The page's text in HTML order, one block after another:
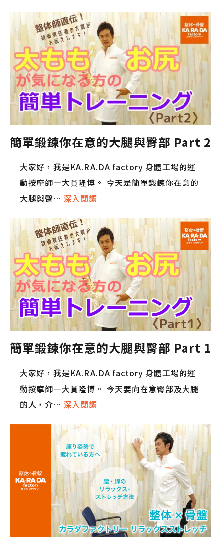
簡單鍛鍊你在意的大腿與臀部 Part 2
大家好，我是KA.RA.DA factory 身體工場的運
動按摩師—大貫隆博。 今天是簡單鍛鍊你在意的
大腿與臀…深入閱讀
簡單鍛鍊你在意的大腿與臀部 Part 1
大家好，我是KA.RA.DA factory 身體工場的運
動按摩師—大貫隆博。 今天要向在意臀部及大腿
的人，介…深入閱讀